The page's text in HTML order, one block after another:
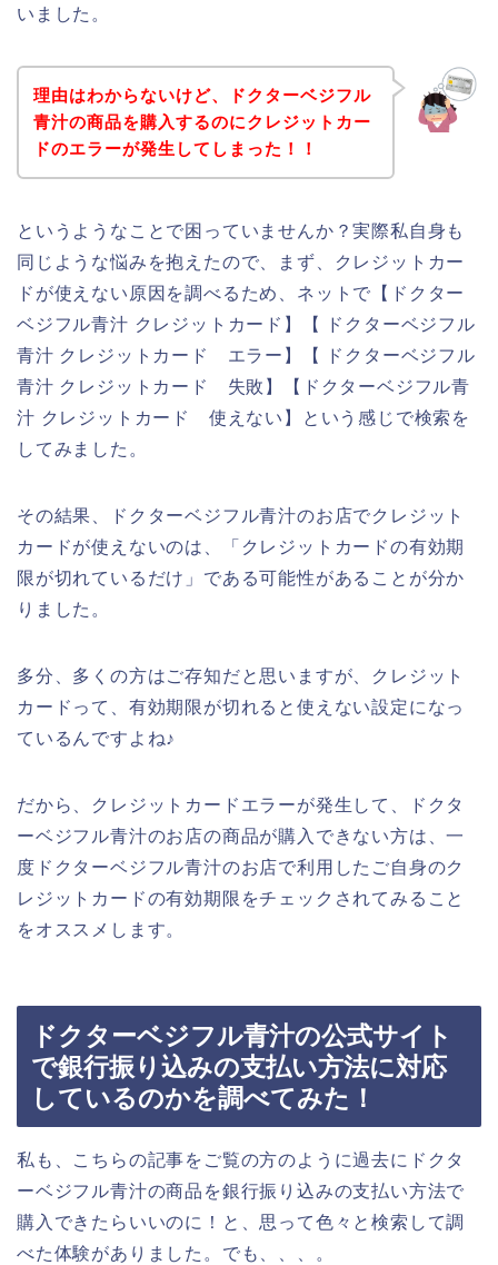
いました。
理由はわからないけど、ドクターベジフル
青汁の商品を購入するのにクレジットカー
ドのエラーが発生してしまった！！
というようなことで困っていませんか？実際私自身も
同じような悩みを抱えたので、まず、クレジットカー
ドが使えない原因を調べるため、ネットで【ドクター
ベジフル青汁 クレジットカード】【 ドクターベジフル
青汁 クレジットカード エラー】【 ドクターベジフル
青汁 クレジットカード 失敗】【ドクターベジフル青
汁 クレジットカード 使えない】という感じで検索を
してみました。
その結果、ドクターベジフル青汁のお店でクレジット
カードが使えないのは、「クレジットカードの有効期
限が切れているだけ」である可能性があることが分か
りました。
多分、多くの方はご存知だと思いますが、クレジット
カードって、有効期限が切れると使えない設定になっ
ているんですよね♪
だから、クレジットカードエラーが発生して、ドクタ
ーベジフル青汁のお店の商品が購入できない方は、一
度ドクターベジフル青汁のお店で利用したご自身のク
レジットカードの有効期限をチェックされてみること
をオススメします。
ドクターベジフル青汁の公式サイト
で銀行振り込みの支払い方法に対応
しているのかを調べてみた！
私も、こちらの記事をご覧の方のように過去にドクタ
ーベジフル青汁の商品を銀行振り込みの支払い方法で
購入できたらいいのに！と、思って色々と検索して調
べた体験がありました。でも、、、。